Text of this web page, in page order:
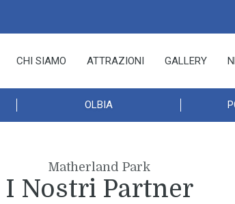
CHI SIAMO ATTRAZIONI GALLERY
OLBIA
Matherland Park
I Nostri Partner